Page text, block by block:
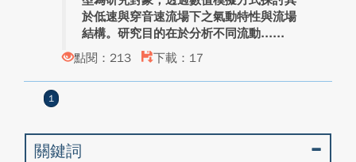
於低速與穿音速流場下之氣動特性與流場
結構。研究目的在於分析不同流動...
點閱：213
下載：17
1
關鍵詞